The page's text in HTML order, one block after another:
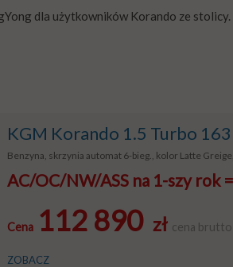
dla użytkowników Korando ze stolicy.
KGM Korando 1.5 Turbo
Benzyna, skrzynia automat 6-bieg., kolor Latte
AC/OC/NW/ASS na 1-szy rok
Cena 112 890 zł cena brutto
ZOBACZ